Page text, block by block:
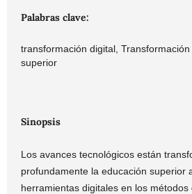
Palabras clave:
transformación digital,
superior
Sinopsis
Los avances tecnológicos están
profundamente la educación superior
herramientas digitales en los métodos